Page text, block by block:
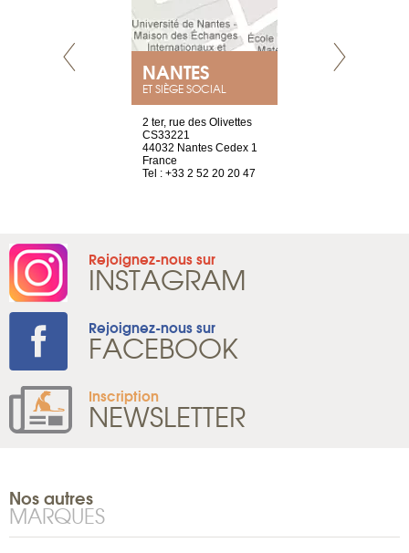
NANTES
ET SIÈGE SOCIAL
2 ter, rue des Olivettes
CS33221
44032 Nantes Cedex 1
France
Tel : +33 2 52 20 20 47
Rejoignez-nous sur
INSTAGRAM
Rejoignez-nous sur
FACEBOOK
Inscription
NEWSLETTER
Nos autres
MARQUES